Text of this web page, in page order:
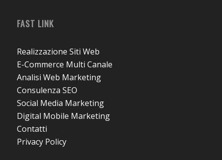
FAST LINK
Realizzazione Siti Web
E-Commerce Multi Canale
Analisi Web Marketing
Consulenza SEO
Social Media Marketing
Digital Mobile Marketing
Contatti
Privacy Policy